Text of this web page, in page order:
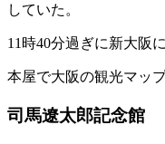
していた。
11時40分過ぎに新大阪
本屋で大阪の観光マッ
司馬遼太郎記念館